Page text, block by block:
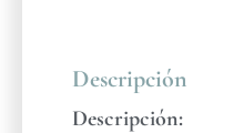
Descripción
Descripción: